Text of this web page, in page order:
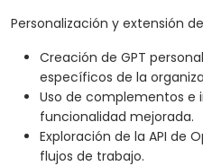
Personalización y extensión
Creación de GPT
específicos de la
Uso de complementos e
funcionalidad mejorada.
Exploración de la API de
flujos de trabajo.